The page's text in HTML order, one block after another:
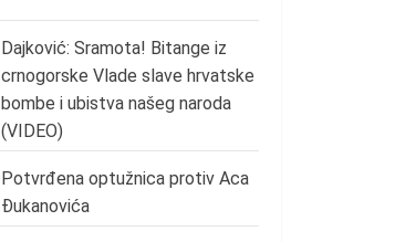
Dajković: Sramota! Bitange iz
crnogorske Vlade slave hrvatske
bombe i ubistva našeg naroda
(VIDEO)
Potvrđena optužnica protiv Aca
Đukanovića